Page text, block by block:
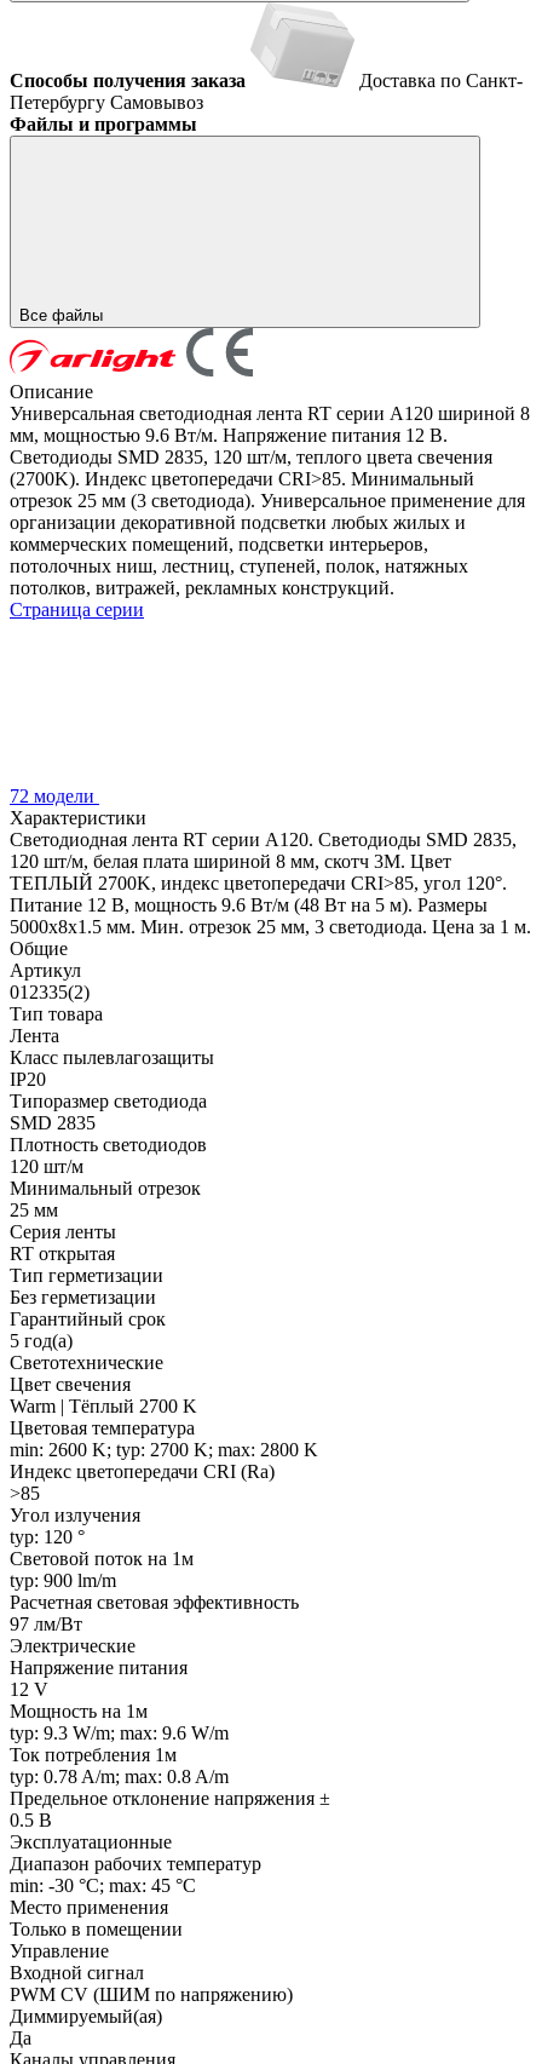
Способы получения заказа
Доставка по Санкт-
Петербургу Самовывоз
Файлы и программы
Все файлы
Описание
Универсальная светодиодная лента RT серии A120 шириной 8
мм, мощностью 9.6 Вт/м. Напряжение питания 12 В.
Светодиоды SMD 2835, 120 шт/м, теплого цвета свечения
(2700K). Индекс цветопередачи CRI>85. Минимальный
отрезок 25 мм (3 светодиода). Универсальное применение для
организации декоративной подсветки любых жилых и
коммерческих помещений, подсветки интерьеров,
потолочных ниш, лестниц, ступеней, полок, натяжных
потолков, витражей, рекламных конструкций.
Страница серии
72 модели
Характеристики
Светодиодная лента RT серии A120. Светодиоды SMD 2835,
120 шт/м, белая плата шириной 8 мм, скотч 3M. Цвет
ТЕПЛЫЙ 2700K, индекс цветопередачи CRI>85, угол 120°.
Питание 12 В, мощность 9.6 Вт/м (48 Вт на 5 м). Размеры
5000x8x1.5 мм. Мин. отрезок 25 мм, 3 светодиода. Цена за 1 м.
Общие
Артикул
012335(2)
Тип товара
Лента
Класс пылевлагозащиты
IP20
Типоразмер светодиода
SMD 2835
Плотность светодиодов
120 шт/м
Минимальный отрезок
25 мм
Серия ленты
RT открытая
Тип герметизации
Без герметизации
Гарантийный срок
5 год(а)
Светотехнические
Цвет свечения
Warm | Тёплый 2700 K
Цветовая температура
min: 2600 K; typ: 2700 K; max: 2800 K
Индекс цветопередачи CRI (Ra)
>85
Угол излучения
typ: 120 °
Световой поток на 1м
typ: 900 lm/m
Расчетная световая эффективность
97 лм/Вт
Электрические
Напряжение питания
12 V
Мощность на 1м
typ: 9.3 W/m; max: 9.6 W/m
Ток потребления 1м
typ: 0.78 A/m; max: 0.8 A/m
Предельное отклонение напряжения ±
0.5 В
Эксплуатационные
Диапазон рабочих температур
min: -30 °C; max: 45 °C
Место применения
Только в помещении
Управление
Входной сигнал
PWM СV (ШИМ по напряжению)
Диммируемый(ая)
Да
Каналы управления